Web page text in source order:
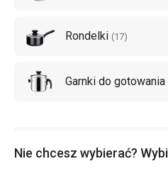
Rondelki (17)
Garnki do
Nie chcesz wybierać?